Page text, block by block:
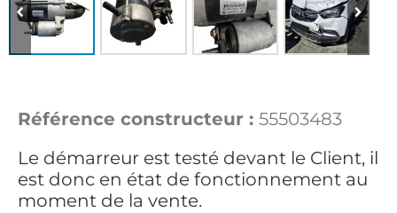
Référence constructeur : 55503483
Le démarreur est testé devant le Client, il
est donc en état de fonctionnement au
moment de la vente.